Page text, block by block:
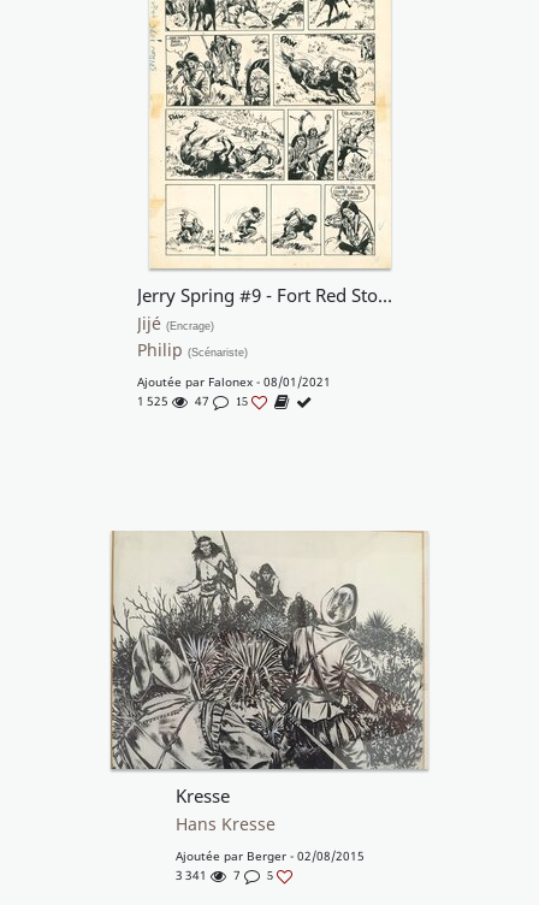
Jerry Spring #9 - Fort Red Stone - planche 16
Jijé (Encrage)
Philip (Scénariste)
Ajoutée par Falonex - 08/01/2021
1 525
47 15
Kresse
Hans Kresse
Ajoutée par Berger- 02/08/2015
3 341
7 5